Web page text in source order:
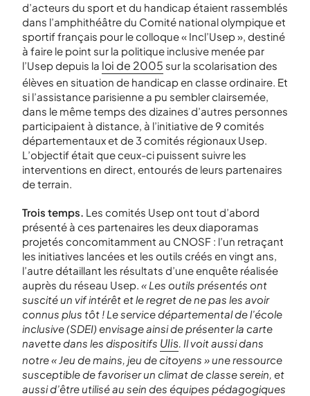
d’acteurs du sport et du handicap étaient rassemblés
dans l’amphithéâtre du Comité national olympique et
sportif français pour le colloque « Incl’Usep », destiné
à faire le point sur la politique inclusive menée par
l’Usep depuis la loi de 2005 sur la scolarisation des
élèves en situation de handicap en classe ordinaire. Et
si l’assistance parisienne a pu sembler clairsemée,
dans le même temps des dizaines d’autres personnes
participaient à distance, à l’initiative de 9 comités
départementaux et de 3 comités régionaux Usep.
L’objectif était que ceux-ci puissent suivre les
interventions en direct, entourés de leurs partenaires
de terrain.
Trois temps. Les comités Usep ont tout d’abord
présenté à ces partenaires les deux diaporamas
projetés concomitamment au CNOSF : l’un retraçant
les initiatives lancées et les outils créés en vingt ans,
l’autre détaillant les résultats d’une enquête réalisée
auprès du réseau Usep. « Les outils présentés ont
suscité un vif intérêt et le regret de ne pas les avoir
connus plus tôt ! Le service départemental de l’école
inclusive (SDEI) envisage ainsi de présenter la carte
navette dans les dispositifs Ulis. Il voit aussi dans
notre « Jeu de mains, jeu de citoyens » une ressource
susceptible de favoriser un climat de classe serein, et
aussi d’être utilisé au sein des équipes pédagogiques